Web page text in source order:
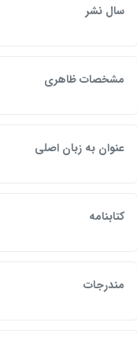
سال نشر
مشخصات ظاهري
عنوان به زبان اصلي
كتابنامه
مندرجات